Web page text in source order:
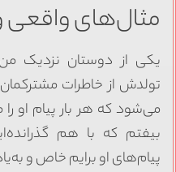
مثال‌های واقعی
یکی از دوستان نزدیک
تولدش از خاطرات
می‌شود که هر بار پیام او
بیفتم که با هم
پیام‌های او برایم خاص و